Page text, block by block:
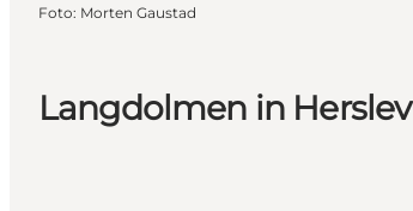
Langdolmen in Herslev
Foto: Morten Gaustad